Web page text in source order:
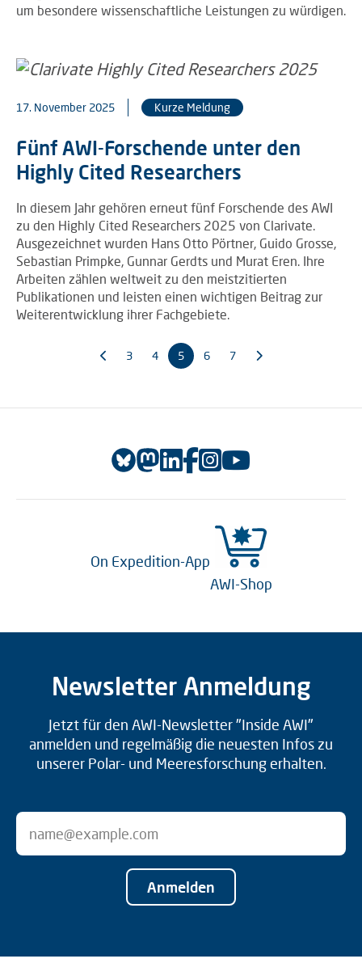
um besondere wissenschaftliche Leistungen zu würdigen.
17. November 2025 Kurze Meldung
Fünf AWI-Forschende unter den
Highly Cited Researchers
In diesem Jahr gehören erneut fünf Forschende des AWI
zu den Highly Cited Researchers 2025 von Clarivate.
Ausgezeichnet wurden Hans Otto Pörtner, Guido Grosse,
Sebastian Primpke, Gunnar Gerdts und Murat Eren. Ihre
Arbeiten zählen weltweit zu den meistzitierten
Publikationen und leisten einen wichtigen Beitrag zur
Weiterentwicklung ihrer Fachgebiete.
3 4 5 6 7
On Expedition-App
AWI-Shop
Newsletter Anmeldung
Jetzt für den AWI-Newsletter "Inside AWI"
anmelden und regelmäßig die neuesten Infos zu
unserer Polar- und Meeresforschung erhalten.
Anmelden